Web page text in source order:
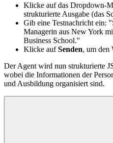
Klicke auf das Dropdown-
strukturierte Ausgabe (das
Gib eine Testnachricht ein:
Managerin aus New York
Business School."
Klicke aufSenden, um den
Der Agent wird nun strukturierte
wobei die Informationen der
und Ausbildung organisiert sind.